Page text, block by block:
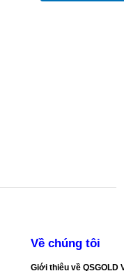
Về chúng tôi
Giới thiệu về QSGOLD